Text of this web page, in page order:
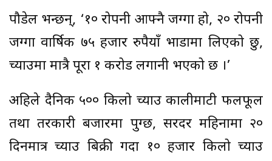
पौडेल भन्छन्, ‘१० रोपनी आफ्नै जग्गा हो, २० रोपनी
जग्गा वार्षिक ७५ हजार रुपैयाँ भाडामा लिएको छु,
च्याउमा मात्रै पूरा १ करोड लगानी भएको छ ।’
अहिले दैनिक ५०० किलो च्याउ कालीमाटी फलफूल
तथा तरकारी बजारमा पुग्छ, सरदर महिनामा २०
दिनमात्र च्याउ बिक्री गर्दा १० हजार किलो च्याउ